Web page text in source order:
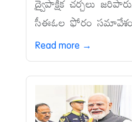
ద్వైపాక్షిక చర్చలు
సీఈఓల ఫోరం
Read more →